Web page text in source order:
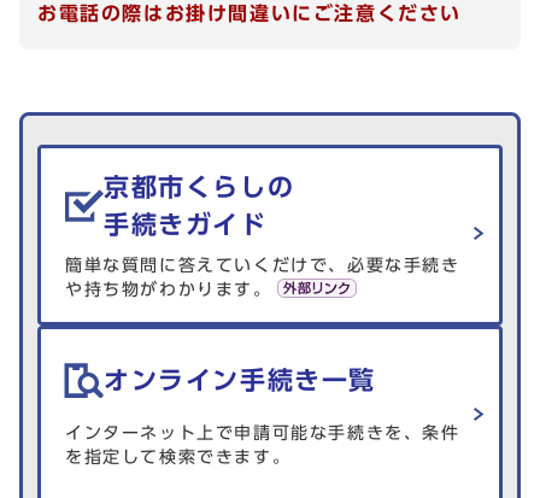
お電話の際はお掛け間違いにご注意ください
生活情報を探す
京都市くらしの
手続きガイド
簡単な質問に答えていくだけで、必要な手続き
や持ち物がわかります。
オンライン手続き一覧
インターネット上で申請可能な手続きを、条件
を指定して検索できます。